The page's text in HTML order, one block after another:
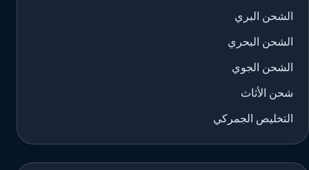
الشحن البري
الشحن البحري
الشحن الجوي
شحن الأثاث
التخليص الجمركي